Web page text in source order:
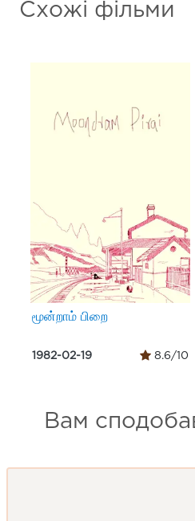
Схожі фільми
மூன்றாம் பிறை
1982-02-19 8.6/10
Вам